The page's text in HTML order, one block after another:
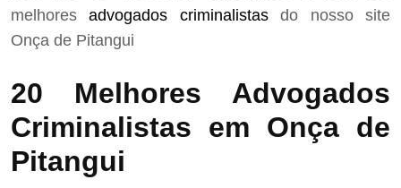
melhoresadvogados criminalistasdo nosso site
Onça de Pitangui
20 Melhores Advogados
Criminalistas em Onça de
Pitangui